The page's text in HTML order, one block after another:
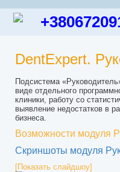
DentExpert.
Подсистема
виде отдельного
клиники, работу со
выявление недостатков в
бизнеса.
Возможности модуля
Скриншоты модуля
[Показать слайдшоу]